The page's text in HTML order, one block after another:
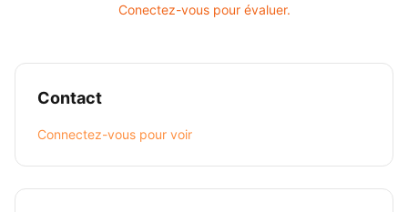
Conectez-vous pour évaluer.
Contact
Connectez-vous pour voir